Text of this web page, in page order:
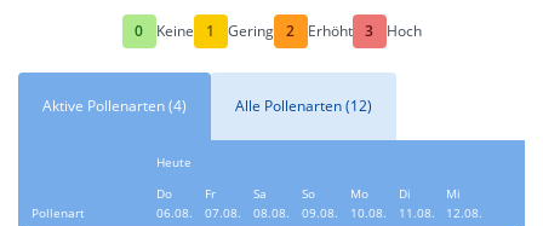
0 Keine 1 Gering 2 Erhöht 3 Hoch
Aktive Pollenarten (4) Alle Pollenarten (12)
Pollenart
Heute
Do
06.08.
Fr
07.08.
Sa
08.08.
So
09.08.
Mo
10.08.
Di
11.08.
Mi
12.08.